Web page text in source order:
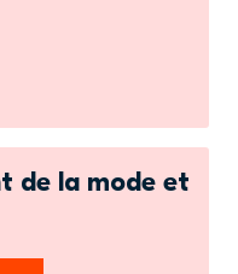
de la mode et